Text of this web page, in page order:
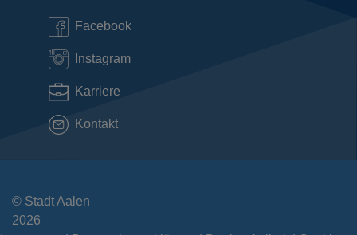
Facebook
Instagram
Karriere
Kontakt
© Stadt Aalen
2026